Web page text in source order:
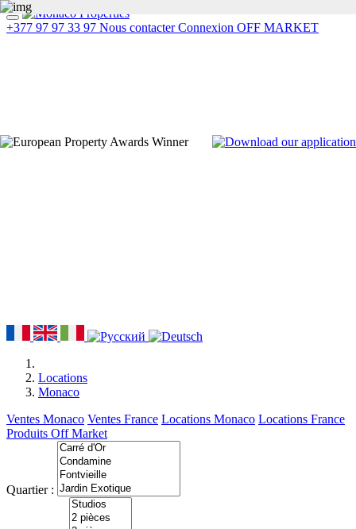
+377 97 97 33 97 Nous contacter Connexion OFF MARKET
Locations
Monaco
Ventes Monaco Ventes France Locations Monaco Locations France
Produits Off Market
Quartier :